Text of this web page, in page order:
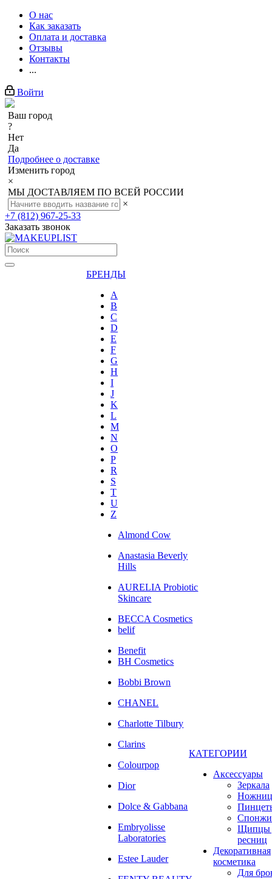
О нас
Как заказать
Оплата и доставка
Отзывы
Контакты
...
Войти
Ваш город
?
Нет
Да
Подробнее о доставке
Изменить город
×
МЫ ДОСТАВЛЯЕМ ПО ВСЕЙ РОССИИ
×
+7 (812) 967-25-33
Заказать звонок
БРЕНДЫ
A
B
C
D
E
F
G
H
I
J
K
L
M
N
O
P
R
S
T
U
Z
Almond Cow
Anastasia Beverly
Hills
AURELIA Probiotic
Skincare
BECCA Cosmetics
belif
Benefit
BH Cosmetics
Bobbi Brown
CHANEL
Charlotte Tilbury
Clarins
Colourpop
Dior
Dolce & Gabbana
Embryolisse
Laboratories
Estee Lauder
КАТЕГОРИИ
Аксессуары
Зеркала
Спонжи
Щипцы
ресниц
Декоративная
косметика
Для